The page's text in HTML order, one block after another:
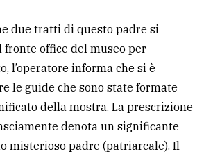
due tratti di questo padre si
fronte office del museo per
l’operatore informa che si è
le guide che sono state formate
della mostra. La prescrizione
denota un significante
misterioso padre (patriarcale). Il